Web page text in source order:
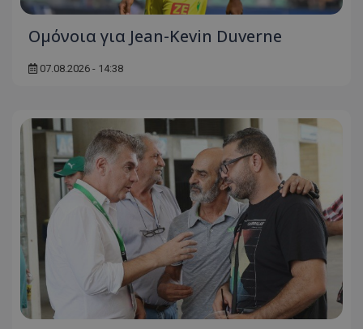
Ομόνοια για Jean-Kevin Duverne
07.08.2026 - 14:38